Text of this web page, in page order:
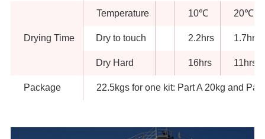
Drying Time
Temperature 10℃ 20℃
Dry to touch 2.2hrs 1.7hrs
Dry Hard 16hrs 11hrs
Package 22.5kgs for one kit: Part A 20kg and